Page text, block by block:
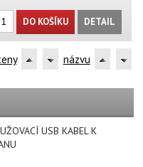
DO KOŠÍKU DETAIL
názvu
USB KABEL K